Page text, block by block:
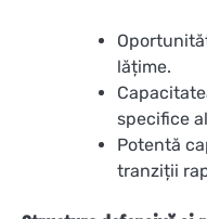
lățime.
specifice
Potentă
tranziții